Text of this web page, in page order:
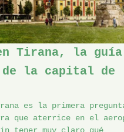
Tirana, la guía
de la capital de
es la primera
que aterrice en el
tener muy claro qué